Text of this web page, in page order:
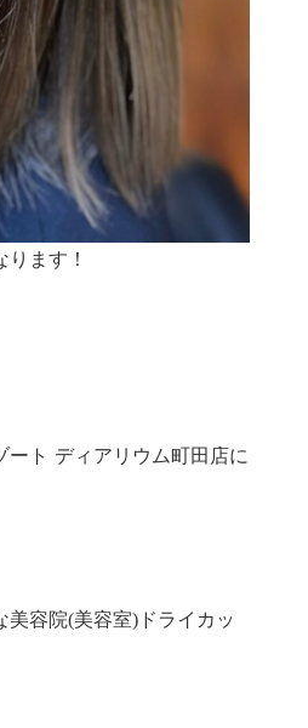
ます！
ート ディアリウム町田店に
容院(美容室)ドライカッ